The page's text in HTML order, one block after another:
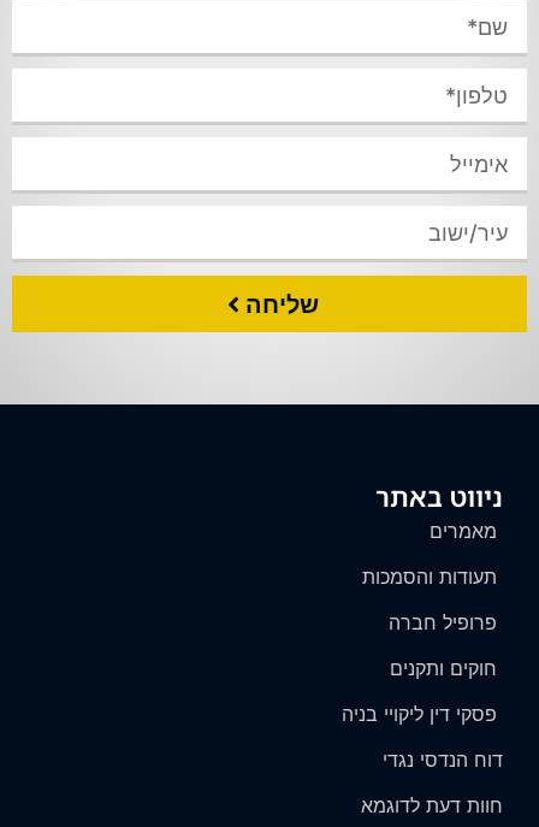
שליחה
ניווט באתר
מאמרים
תעודות והסמכות
פרופיל חברה
חוקים ותקנים
פסקי דין ליקויי בניה
דוח הנדסי נגדי
חוות דעת לדוגמא